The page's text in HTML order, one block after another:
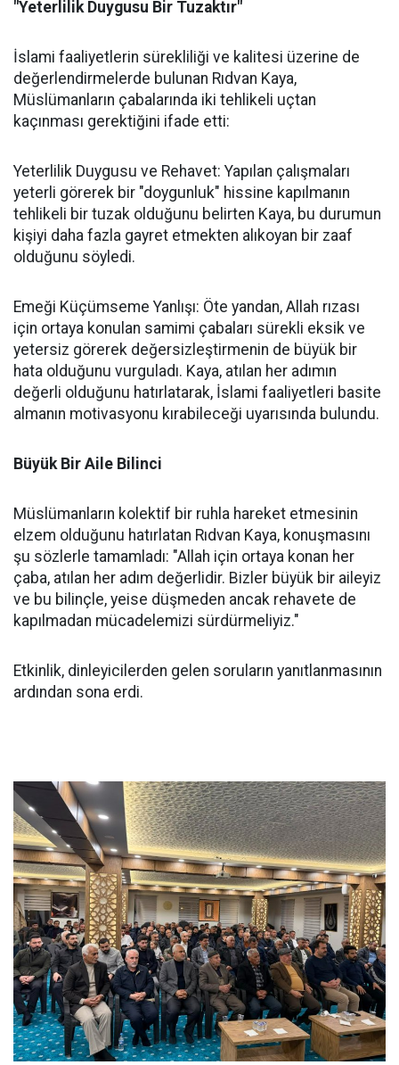
"Yeterlilik Duygusu Bir Tuzaktır"
İslami faaliyetlerin sürekliliği ve kalitesi üzerine de
değerlendirmelerde bulunan Rıdvan Kaya,
Müslümanların çabalarında iki tehlikeli uçtan
kaçınması gerektiğini ifade etti:
Yeterlilik Duygusu ve Rehavet: Yapılan çalışmaları
yeterli görerek bir "doygunluk" hissine kapılmanın
tehlikeli bir tuzak olduğunu belirten Kaya, bu durumun
kişiyi daha fazla gayret etmekten alıkoyan bir zaaf
olduğunu söyledi.
Emeği Küçümseme Yanlışı: Öte yandan, Allah rızası
için ortaya konulan samimi çabaları sürekli eksik ve
yetersiz görerek değersizleştirmenin de büyük bir
hata olduğunu vurguladı. Kaya, atılan her adımın
değerli olduğunu hatırlatarak, İslami faaliyetleri basite
almanın motivasyonu kırabileceği uyarısında bulundu.
Büyük Bir Aile Bilinci
Müslümanların kolektif bir ruhla hareket etmesinin
elzem olduğunu hatırlatan Rıdvan Kaya, konuşmasını
şu sözlerle tamamladı: "Allah için ortaya konan her
çaba, atılan her adım değerlidir. Bizler büyük bir aileyiz
ve bu bilinçle, yeise düşmeden ancak rehavete de
kapılmadan mücadelemizi sürdürmeliyiz."
Etkinlik, dinleyicilerden gelen soruların yanıtlanmasının
ardından sona erdi.